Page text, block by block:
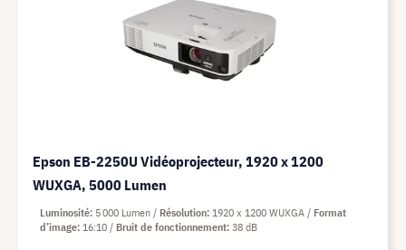
Epson EB-2250U Vidéoprojecteur, 1920 x 1200
WUXGA, 5000 Lumen
Luminosité 5 000 Lumen Résolution 1920 x 1200 WUXGA
Format
d’image 16:10 Bruit de fonctionnement 38 dB